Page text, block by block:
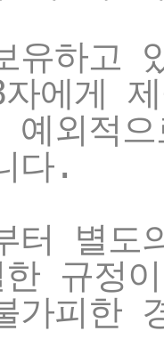
유하고
에게
예외적
다.
터 별도
규정
가피한